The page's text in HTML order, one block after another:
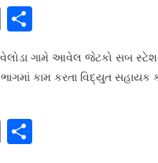
C
o
p
Li
n
h
ar
વેલોડા ગામે આવેલ જેટકો સબ
કામ કરતા વિદ્યુત સહાયક
C